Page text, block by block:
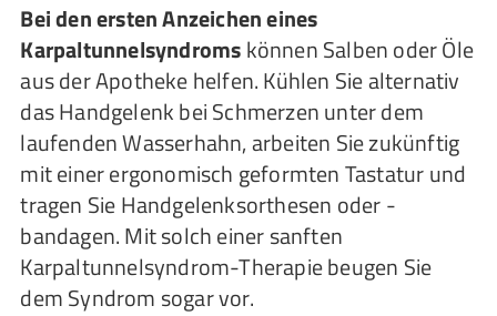
Bei den ersten Anzeichen eines
Karpaltunnelsyndromskönnen Salben oder Öle
aus der Apotheke helfen. Kühlen Sie alternativ
das Handgelenk bei Schmerzen unter dem
laufenden Wasserhahn, arbeiten Sie zukünftig
mit einer ergonomisch geformten Tastatur und
tragen Sie Handgelenksorthesen oder -
bandagen. Mit solch einer sanften
Karpaltunnelsyndrom-Therapie beugen Sie
dem Syndrom sogar vor.